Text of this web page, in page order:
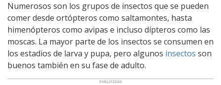
Numerosos son los grupos de insectos que se pueden
comer desde ortópteros como saltamontes, hasta
himenópteros como avipas e incluso dípteros como las
moscas. La mayor parte de los insectos se consumen en
los estadios de larva y pupa, pero algunos insectos son
buenos también en su fase de adulto.